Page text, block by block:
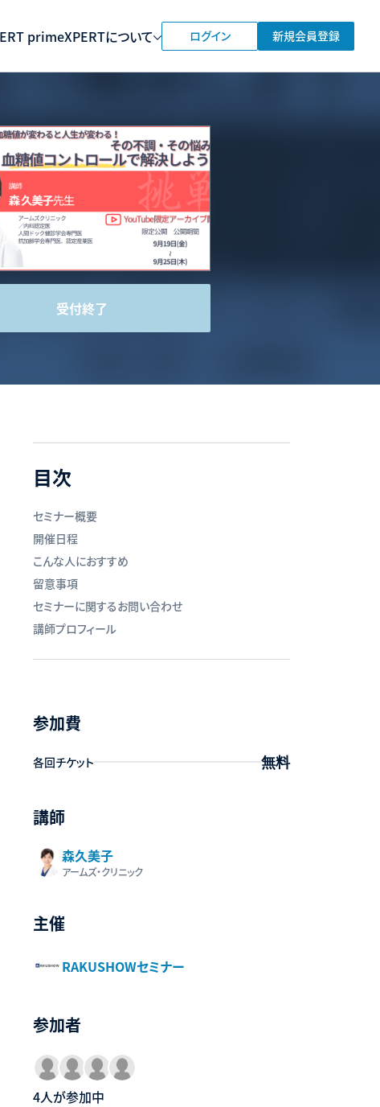
primeXPERTについて ログイン 新規会員登録
受付終了
目次
セミナー概要
開催日程
こんな人におすすめ
留意事項
セミナーに関するお問い合わせ
講師プロフィール
参加費
各回チケット 無料
講師
森久美子
アームズ・クリニック
主催
RAKUSHOWセミナー
参加者
4人が参加中